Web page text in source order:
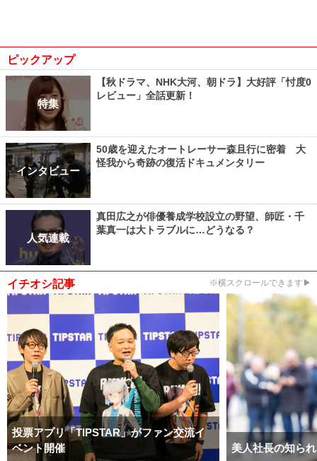
ピックアップ
特集
【秋ドラマ、NHK大河、朝ドラ】大好評「忖度0
レビュー」全話更新！
インタビュー
50歳を迎えたオートレーサー森且行に密着 大
怪我から奇跡の復活ドキュメンタリー
人気連載
真田広之が俳優養成学校設立の野望、師匠・千
葉真一は大トラブルに…どうなる？
イチオシ記事 ※横スクロールできます▶
投票アプリ「TIPSTAR」がファン交流イ
ベント開催
美人社長の知ら